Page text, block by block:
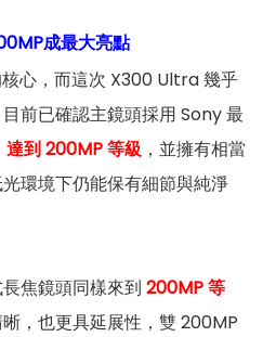
成最大亮點
心，而這次 X300 Ultra 幾乎
前已確認主鏡頭採用 Sony 最
達到 200MP 等級 ，並擁有相當
環境下仍能保有細節與純淨
焦鏡頭同樣來到 200MP 等
，也更具延展性，雙 200MP